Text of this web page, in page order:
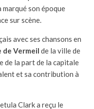
marqué son époque
sur scène.
avec ses chansons en
de Vermeil de la ville de
de la part de la capitale
et sa contribution à
Clark a reçu le